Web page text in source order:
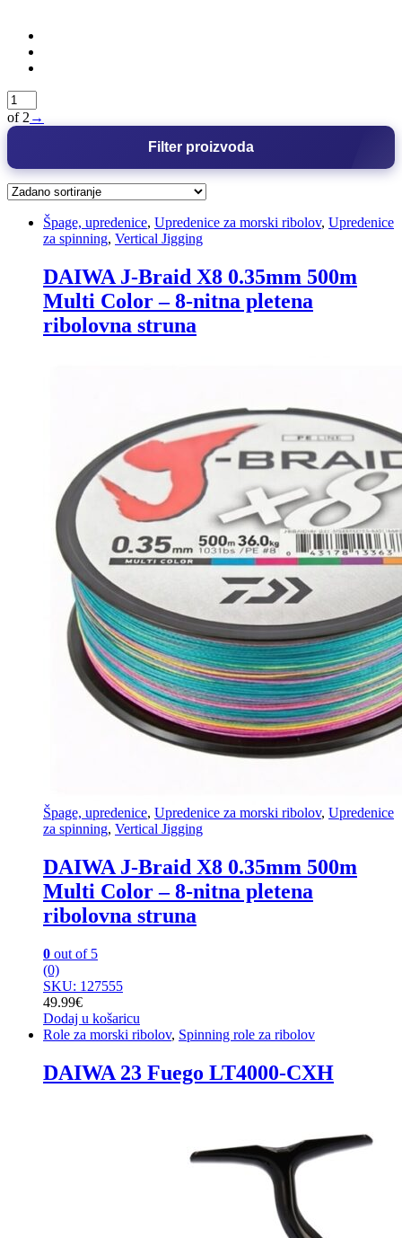
Filter proizvoda
of 2→
Špage, upredenice, Upredenice za morski ribolov, Upredenice
za spinning, Vertical Jigging
DAIWA J-Braid X8 0.35mm 500m
Multi Color – 8-nitna pletena
ribolovna struna
Špage, upredenice, Upredenice za morski ribolov, Upredenice
za spinning, Vertical Jigging
DAIWA J-Braid X8 0.35mm 500m
Multi Color – 8-nitna pletena
ribolovna struna
0 out of 5
(0)
SKU: 127555
49.99€
Dodaj u košaricu
Role za morski ribolov, Spinning role za ribolov
DAIWA 23 Fuego LT4000-CXH